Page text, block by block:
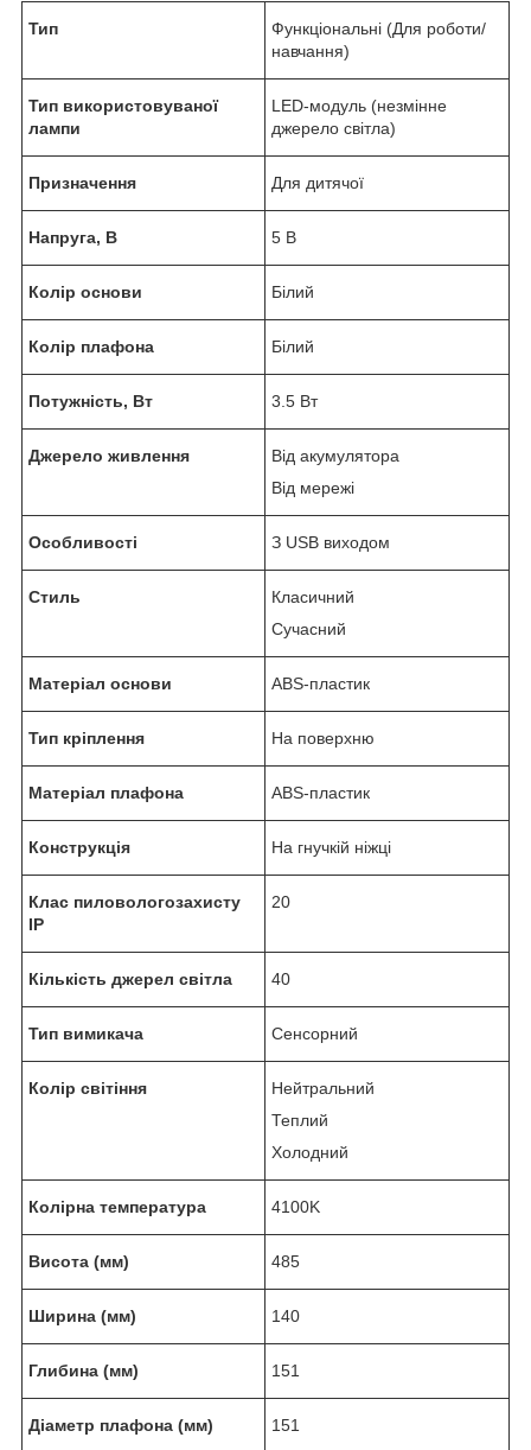
Тип
Функціональні (Для роботи/
навчання)
Тип використовуваної
лампи
LED-модуль (незмінне
джерело світла)
Призначення Для дитячої
Напруга, В 5 В
Колір основи Білий
Колір плафона Білий
Потужність, Вт 3.5 Вт
Джерело живлення
Від акумулятора
Від мережі
Особливості З USB виходом
Стиль
Класичний
Сучасний
Матеріал основи ABS-пластик
Тип кріплення На поверхню
Матеріал плафона ABS-пластик
Конструкція На гнучкій ніжці
Клас пиловологозахисту
IP
20
Кількість джерел світла 40
Тип вимикача Сенсорний
Колір світіння
Нейтральний
Теплий
Холодний
Колірна температура 4100K
Висота (мм) 485
Ширина (мм) 140
Глибина (мм) 151
Діаметр плафона (мм) 151